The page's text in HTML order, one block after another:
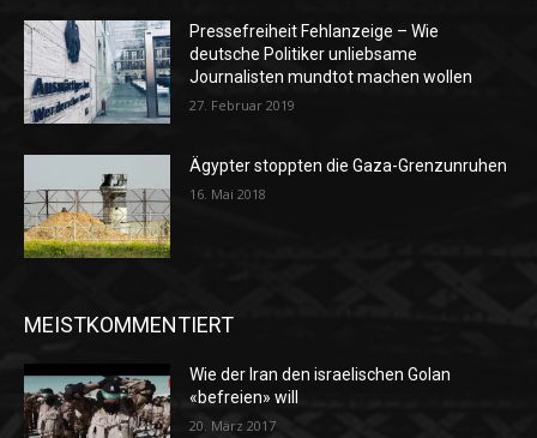
Pressefreiheit Fehlanzeige – Wie
deutsche Politiker unliebsame
Journalisten mundtot machen wollen
27. Februar 2019
Ägypter stoppten die Gaza-Grenzunruhen
16. Mai 2018
MEISTKOMMENTIERT
Wie der Iran den israelischen Golan
«befreien» will
20. März 2017